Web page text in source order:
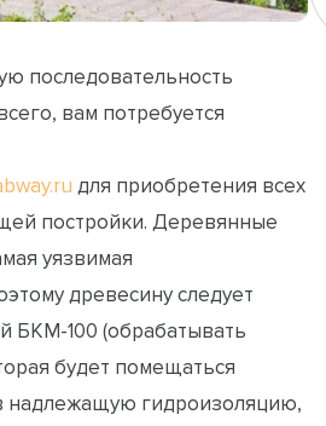
последовательность
вам потребуется
для приобретения всех
постройки. Деревянные
уязвимая
древесину следует
БКМ-100 (обрабатывать
будет помещаться
надлежащую гидроизоляцию,